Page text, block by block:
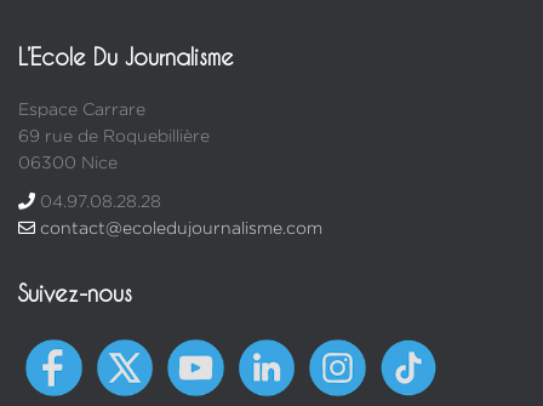
L’Ecole Du Journalisme
Espace Carrare
69 rue de Roquebillière
06300 Nice
04.97.08.28.28
contact@ecoledujournalisme.com
Suivez-nous